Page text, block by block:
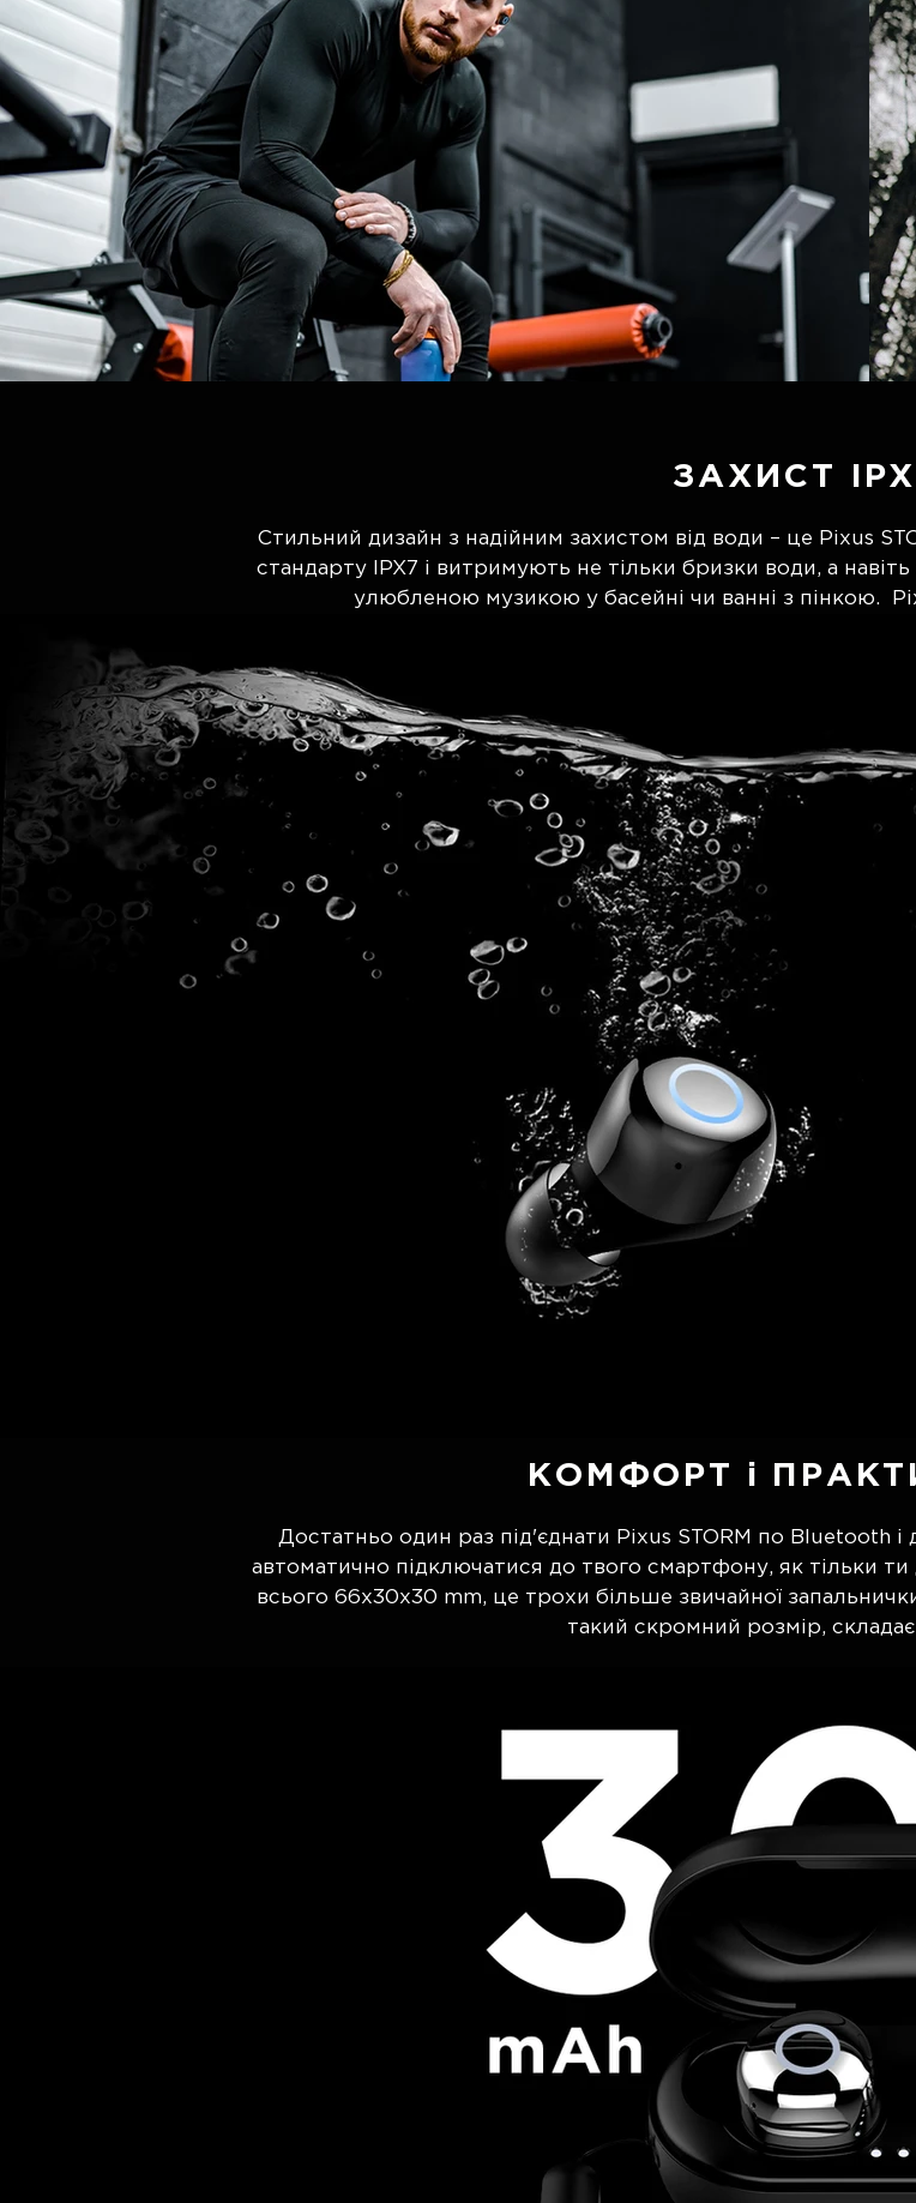
ЗАХИСТ
Стильний дизайн з надійним захистом від води – це Pixus
стандарту IPX7 і витримують не тільки бризки води, а
улюбленою музикою у басейні чи ванні з пінкою.
КОМФОРТ і
Достатньо один раз під'єднати Pixus STORM по Bluetooth
автоматично підключатися до твого смартфону, як тільки ти
всього 66х30x30 mm, це трохи більше звичайної
такий скромний розмір,